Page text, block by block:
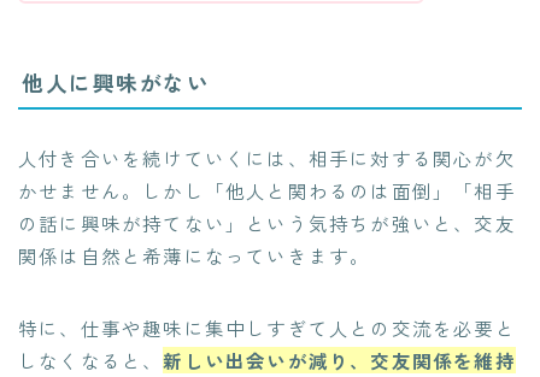
他人に興味がない
人付き合いを続けていくには、相手に対する関心が欠
かせません。しかし「他人と関わるのは面倒」「相手
の話に興味が持てない」という気持ちが強いと、交友
関係は自然と希薄になっていきます。
特に、仕事や趣味に集中しすぎて人との交流を必要と
しなくなると、新しい出会いが減り、交友関係を維持